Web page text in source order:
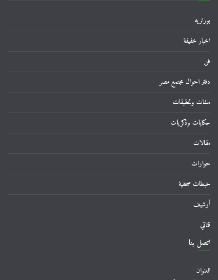
بورتريه
اخبار خفيفة
فن
دفتر احوال مجتمع مصر
ملفات وتحقيقات
حكايات وذكريات
مقالات
حوارات
خبطات صحفية
أرشيف
قناتي
اتصل بنا
العنوان